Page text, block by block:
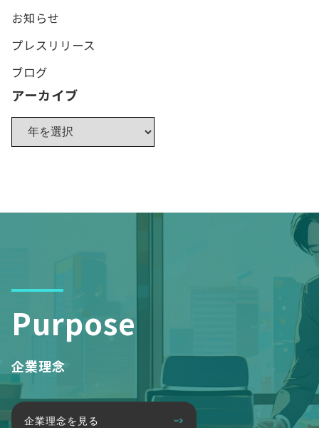
お知らせ
プレスリリース
ブログ
アーカイブ
Purpose
企業理念
企業理念を見る